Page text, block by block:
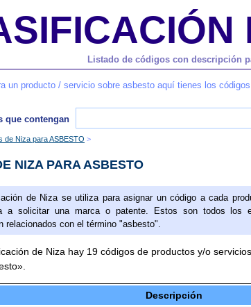
Listado de códigos con descripción
un producto / servicio sobre asbesto aquí tienes los
que contengan
de Niza para ASBESTO
NIZA PARA ASBESTO
de Niza se utiliza para asignar un código a cada
a solicitar una marca o patente. Estos son todos los
relacionados con el término "asbesto".
de Niza hay 19 códigos de productos y/o
Descripción